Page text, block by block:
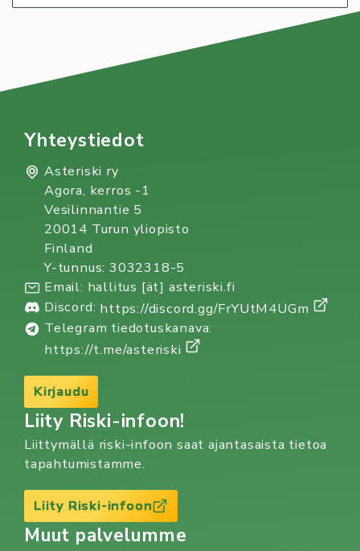
Yhteystiedot
Asteriski ry
Agora, kerros -1
Vesilinnantie 5
20014 Turun yliopisto
Finland
Y-tunnus: 3032318-5
Email: hallitus [ät] asteriski.fi
Discord: https://discord.gg/FrYUtM4UGm
Telegram tiedotuskanava:
https://t.me/asteriski
Kirjaudu
Liity Riski-infoon!
Liittymällä riski-infoon saat ajantasaista tietoa
tapahtumistamme.
Liity Riski-infoon
Muut palvelumme